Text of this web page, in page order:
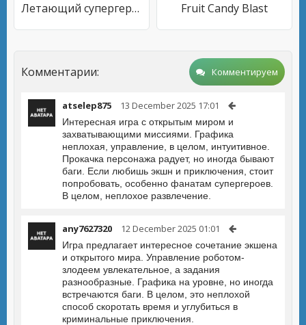
Летающий супергерой: игры-паук Fruit Candy Blast
Комментарии: Комментируем
atselep875 13 December 2025 17:01
Интересная игра с открытым миром и
захватывающими миссиями. Графика
неплохая, управление, в целом, интуитивное.
Прокачка персонажа радует, но иногда бывают
баги. Если любишь экшн и приключения, стоит
попробовать, особенно фанатам супергероев.
В целом, неплохое развлечение.
any7627320 12 December 2025 01:01
Игра предлагает интересное сочетание экшена
и открытого мира. Управление роботом-
злодеем увлекательное, а задания
разнообразные. Графика на уровне, но иногда
встречаются баги. В целом, это неплохой
способ скоротать время и углубиться в
криминальные приключения.